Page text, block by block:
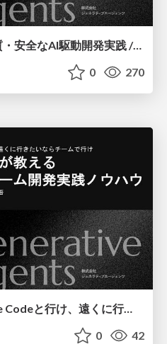
AI-DLCを活用した高品質・安全なAI駆動開発実践 / AI Driven Development with AI-DLC
0 270
早く行きたいならClaude Codeと行け、遠くに行きたいならチームで行け 〜AI駆動開発の講師が教えるAIがリードするチーム開発の実践ノウハウ/Fast w/ Claude Code, Far Together
0 42